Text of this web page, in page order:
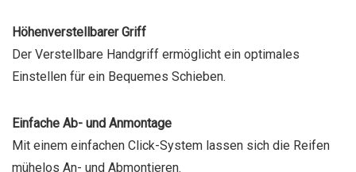
Höhenverstellbarer Griff
Der Verstellbare Handgriff ermöglicht ein optimales
Einstellen für ein Bequemes Schieben.
Einfache Ab- und Anmontage
Mit einem einfachen Click-System lassen sich die Reifen
mühelos An- und Abmontieren.